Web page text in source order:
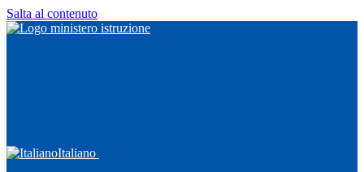
Salta al contenuto
Italiano